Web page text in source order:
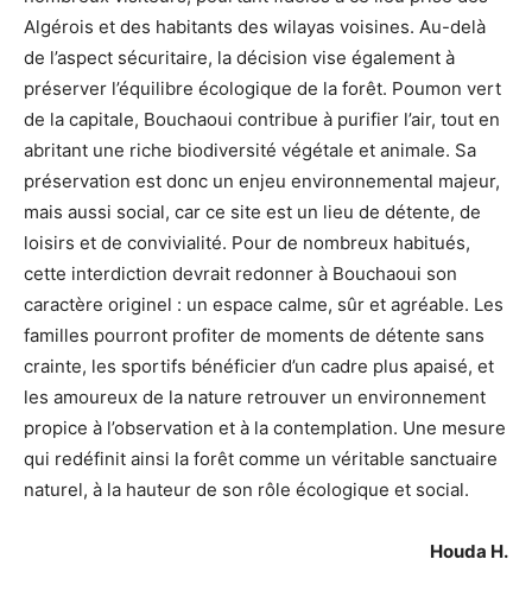
Algérois et des habitants des wilayas voisines. Au-delà
de l’aspect sécuritaire, la décision vise également à
préserver l’équilibre écologique de la forêt. Poumon vert
de la capitale, Bouchaoui contribue à purifier l’air, tout en
abritant une riche biodiversité végétale et animale. Sa
préservation est donc un enjeu environnemental majeur,
mais aussi social, car ce site est un lieu de détente, de
loisirs et de convivialité. Pour de nombreux habitués,
cette interdiction devrait redonner à Bouchaoui son
caractère originel : un espace calme, sûr et agréable. Les
familles pourront profiter de moments de détente sans
crainte, les sportifs bénéficier d’un cadre plus apaisé, et
les amoureux de la nature retrouver un environnement
propice à l’observation et à la contemplation. Une mesure
qui redéfinit ainsi la forêt comme un véritable sanctuaire
naturel, à la hauteur de son rôle écologique et social.
Houda H.